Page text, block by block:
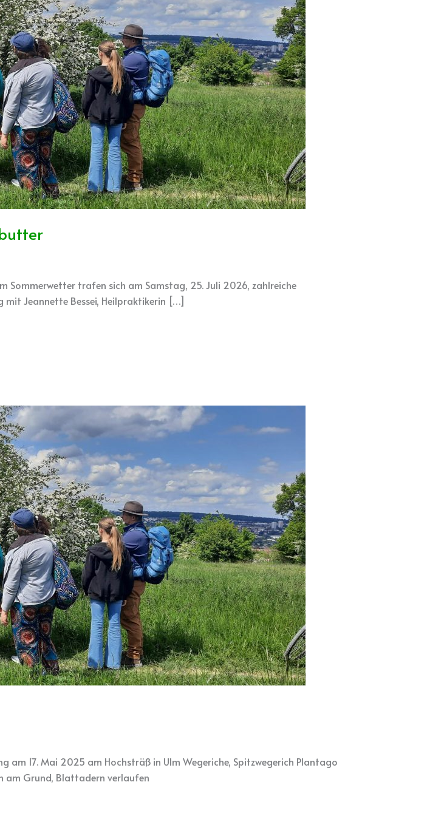
Sommerwetter trafen sich am Samstag, 25. Juli 2026, zahlreiche
mit Jeannette Bessei, Heilpraktikerin […]
17. Mai 2025 am Hochsträß in Ulm Wegeriche, Spitzwegerich Plantago
am Grund, Blattadern verlaufen